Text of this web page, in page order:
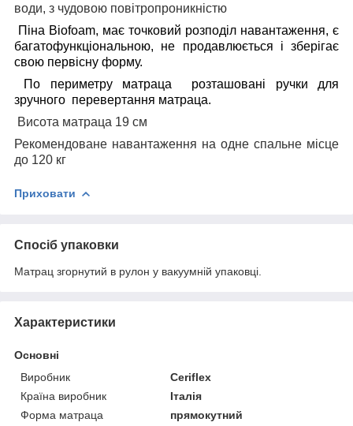
води, з чудовою повітропроникністю
Піна Biofoam, має точковий розподіл навантаження, є
багатофункціональною, не продавлюється і зберігає
свою первісну форму.
По периметру матраца
розташовані ручки для
зручного перевертання матраца.
Висота матраца 19 см
Рекомендоване навантаження на одне спальне місце
до 120 кг
Приховати
Спосіб упаковки
Матрац згорнутий в рулон у вакуумній упаковці.
Характеристики
Основні
Виробник
Ceriflex
Країна виробник
Італія
Форма матраца
прямокутний